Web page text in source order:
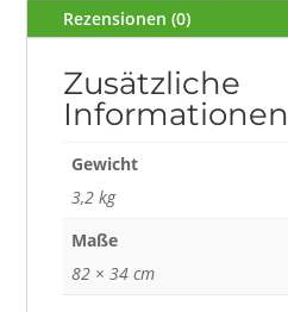
Rezensionen (0)
Zusätzliche
Informationen
Gewicht
3,2 kg
Maße
82 × 34 cm